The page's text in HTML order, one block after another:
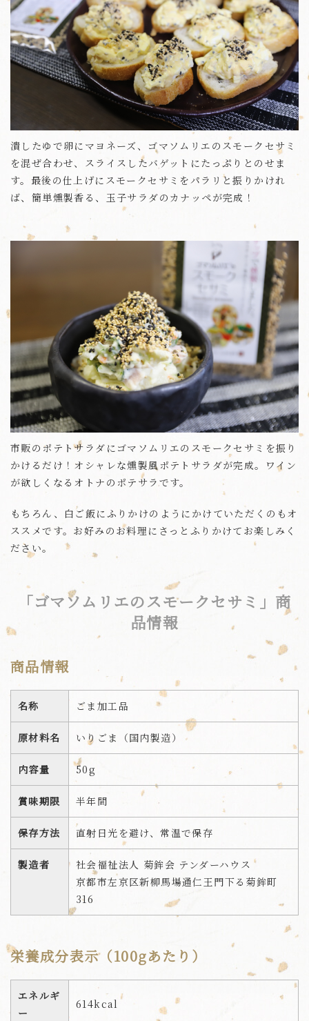
潰したゆで卵にマヨネーズ、ゴマソムリエのスモークセサミ
を混ぜ合わせ、スライスしたバゲットにたっぷりとのせま
す。最後の仕上げにスモークセサミをパラリと振りかけれ
ば、簡単燻製香る、玉子サラダのカナッペが完成！
市販のポテトサラダにゴマソムリエのスモークセサミを振り
かけるだけ！オシャレな燻製風ポテトサラダが完成。ワイン
が欲しくなるオトナのポテサラです。
もちろん、白ご飯にふりかけのようにかけていただくのもオ
ススメです。お好みのお料理にさっとふりかけてお楽しみく
ださい。
「ゴマソムリエのスモークセサミ」商
品情報
商品情報
名称 ごま加工品
原材料名 いりごま（国内製造）
内容量 50g
賞味期限 半年間
保存方法 直射日光を避け、常温で保存
製造者
社会福祉法人 菊鉾会 テンダーハウス
京都市左京区新柳馬場通仁王門下る菊鉾町
316
栄養成分表示（100gあたり）
エネルギ
ー
614kcal